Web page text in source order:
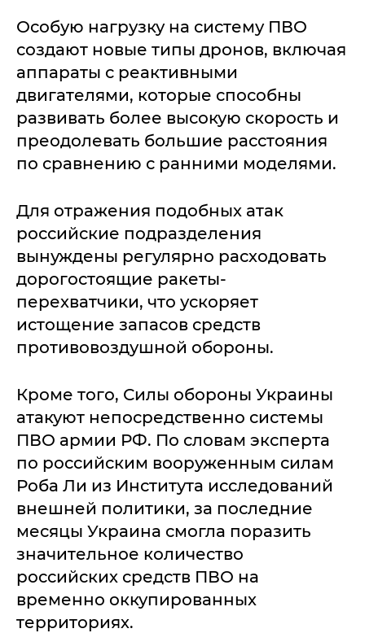
Особую нагрузку на систему ПВО
создают новые типы дронов, включая
аппараты с реактивными
двигателями, которые способны
развивать более высокую скорость и
преодолевать большие расстояния
по сравнению с ранними моделями.
Для отражения подобных атак
российские подразделения
вынуждены регулярно расходовать
дорогостоящие ракеты-
перехватчики, что ускоряет
истощение запасов средств
противовоздушной обороны.
Кроме того, Силы обороны Украины
атакуют непосредственно системы
ПВО армии РФ. По словам эксперта
по российским вооруженным силам
Роба Ли из Института исследований
внешней политики, за последние
месяцы Украина смогла поразить
значительное количество
российских средств ПВО на
временно оккупированных
территориях.